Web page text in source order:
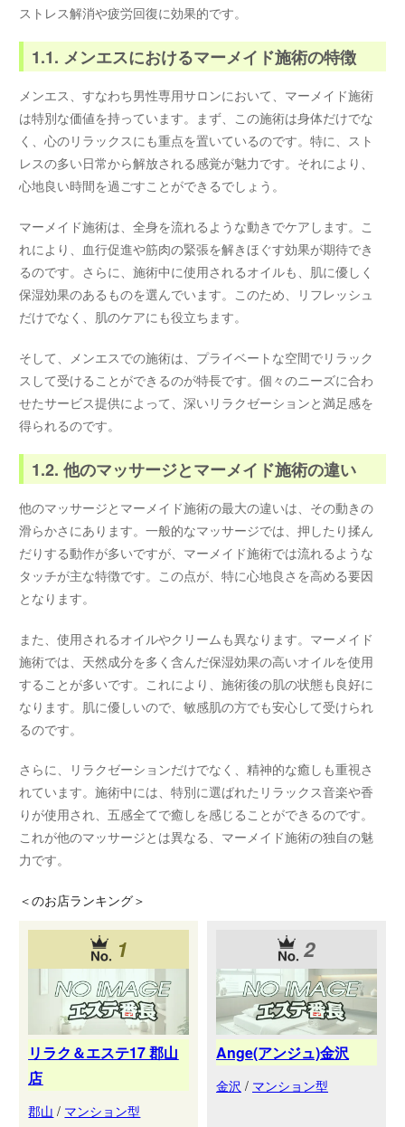
ストレス解消や疲労回復に効果的です。
1.1. メンエスにおけるマーメイド施術の特徴
メンエス、すなわち男性専用サロンにおいて、マーメイド施術
は特別な価値を持っています。まず、この施術は身体だけでな
く、心のリラックスにも重点を置いているのです。特に、スト
レスの多い日常から解放される感覚が魅力です。それにより、
心地良い時間を過ごすことができるでしょう。
マーメイド施術は、全身を流れるような動きでケアします。こ
れにより、血行促進や筋肉の緊張を解きほぐす効果が期待でき
るのです。さらに、施術中に使用されるオイルも、肌に優しく
保湿効果のあるものを選んでいます。このため、リフレッシュ
だけでなく、肌のケアにも役立ちます。
そして、メンエスでの施術は、プライベートな空間でリラック
スして受けることができるのが特長です。個々のニーズに合わ
せたサービス提供によって、深いリラクゼーションと満足感を
得られるのです。
1.2. 他のマッサージとマーメイド施術の違い
他のマッサージとマーメイド施術の最大の違いは、その動きの
滑らかさにあります。一般的なマッサージでは、押したり揉ん
だりする動作が多いですが、マーメイド施術では流れるような
タッチが主な特徴です。この点が、特に心地良さを高める要因
となります。
また、使用されるオイルやクリームも異なります。マーメイド
施術では、天然成分を多く含んだ保湿効果の高いオイルを使用
することが多いです。これにより、施術後の肌の状態も良好に
なります。肌に優しいので、敏感肌の方でも安心して受けられ
るのです。
さらに、リラクゼーションだけでなく、精神的な癒しも重視さ
れています。施術中には、特別に選ばれたリラックス音楽や香
りが使用され、五感全てで癒しを感じることができるのです。
これが他のマッサージとは異なる、マーメイド施術の独自の魅
力です。
＜のお店ランキング＞
1
リラク＆エステ17 郡山
店
郡山 / マンション型
2
Ange(アンジュ)金沢
金沢 / マンション型